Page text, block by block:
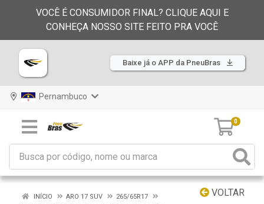
VOCÊ É CONSUMIDOR FINAL? CLIQUE AQUI E
CONHEÇA NOSSO SITE FEITO PRA VOCÊ
Baixe já o APP da PneuBras
Pernambuco
0
VOLTAR
INÍCIO ARO 17 SUV
265/65R17